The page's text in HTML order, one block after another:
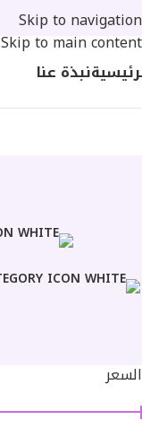
Skip to navigation
Skip to main content
نبذة عنا
السعر